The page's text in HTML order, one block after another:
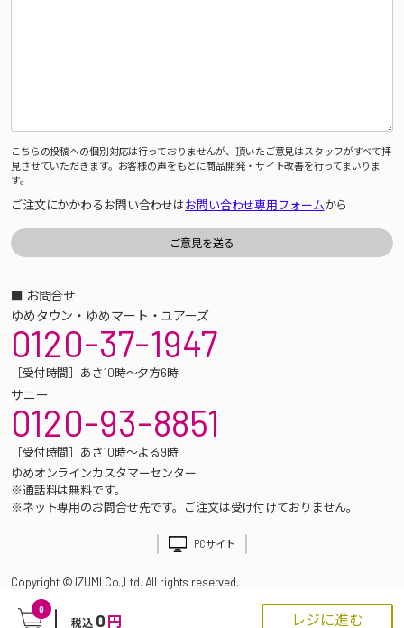
0
税込 0 円 レジに進む
こちらの投稿への個別対応は行っておりませんが、頂いたご意見はスタッフがすべて拝
見させていただきます。お客様の声をもとに商品開発・サイト改善を行ってまいりま
す。
ご注文にかかわるお問い合わせはお問い合わせ専用フォームから
■ お問合せ
ゆめタウン・ゆめマート・ユアーズ
0120-37-1947
［受付時間］あさ10時～夕方6時
サニー
0120-93-8851
［受付時間］あさ10時～よる9時
ゆめオンラインカスタマーセンター
※通話料は無料です。
※ネット専用のお問合せ先です。ご注文は受け付けておりません。
PCサイト
Copyright © IZUMI Co.,Ltd. All rights reserved.